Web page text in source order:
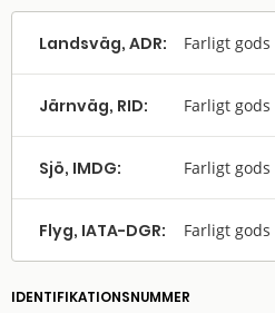
Landsväg, ADR: Farligt gods
Järnväg, RID: Farligt gods
Sjö, IMDG: Farligt gods
Flyg, IATA-DGR: Farligt gods
IDENTIFIKATIONSNUMMER